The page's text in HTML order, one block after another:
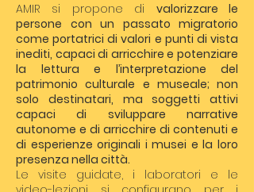
AMIR si propone di valorizzare le
persone con un passato migratorio
come portatrici di valori e punti di vista
inediti, capaci di arricchire e potenziare
la lettura e l’interpretazione del
patrimonio culturale e museale; non
solo destinatari, ma soggetti attivi
capaci di sviluppare narrative
autonome e di arricchire di contenuti e
di esperienze originali i musei e la loro
presenza nella città.
Le visite guidate, i laboratori e le